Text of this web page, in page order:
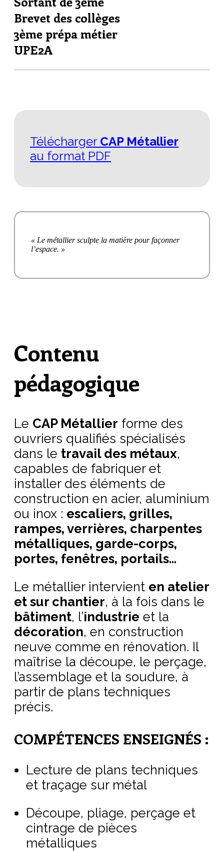
Brevet des collèges
3ème prépa métier
UPE2A
Télécharger CAP Métallier
au format PDF
« Le métallier sculpte la matière pour façonner
l’espace. »
Contenu
pédagogique
Le CAP Métallier forme des
ouvriers qualifiés spécialisés
dans le travail des métaux,
capables de fabriquer et
installer des éléments de
construction en acier, aluminium
ou inox : escaliers, grilles,
rampes, verrières, charpentes
métalliques, garde-corps,
portes, fenêtres, portails…
Le métallier intervient en atelier
et sur chantier, à la fois dans le
bâtiment, l’industrie et la
décoration, en construction
neuve comme en rénovation. Il
maîtrise la découpe, le perçage,
l’assemblage et la soudure, à
partir de plans techniques
précis.
COMPÉTENCES ENSEIGNÉS :
Lecture de plans techniques
et traçage sur métal
Découpe, pliage, perçage et
cintrage de pièces
métalliques